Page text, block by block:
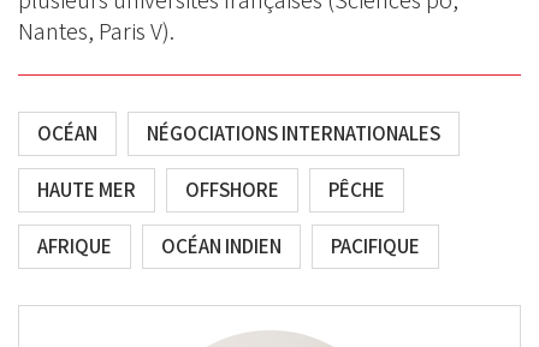
Nantes, Paris V).
OCÉAN NÉGOCIATIONS INTERNATIONALES
HAUTE MER OFFSHORE PÊCHE
AFRIQUE OCÉAN INDIEN PACIFIQUE